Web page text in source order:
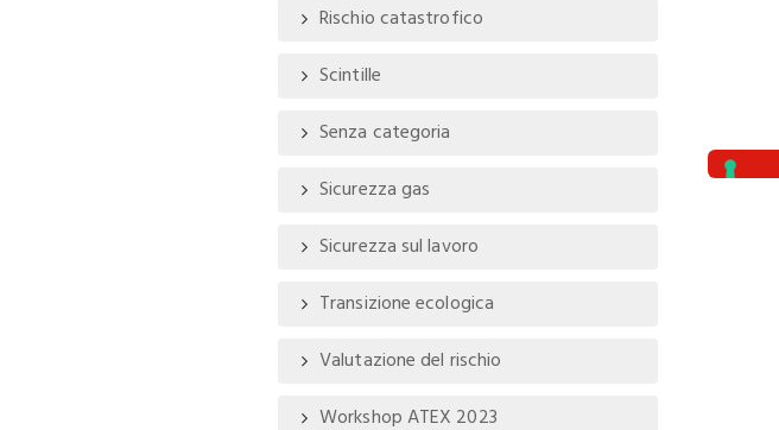
Rischio catastrofico
Scintille
Senza categoria
Sicurezza gas
Sicurezza sul lavoro
Transizione ecologica
Valutazione del rischio
Workshop ATEX 2023